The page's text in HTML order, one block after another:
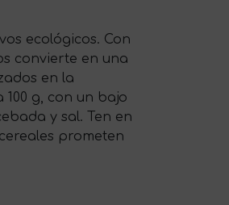
ecológicos. Con
convierte en una
en la
g, con un bajo
y sal. Ten en
prometen